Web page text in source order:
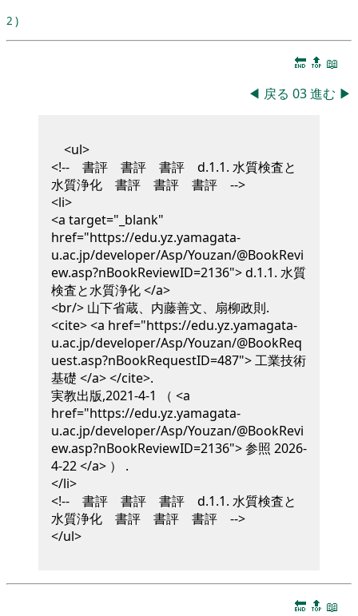
2 )
🔚 🔝 📖
◀ 戻る 03進む ▶
<ul>
<!-- 書評 書評 書評 d.1.1. 水質検査と
水質浄化 書評 書評 書評 -->
<li>
<a target="_blank"
href="https://edu.yz.yamagata-
u.ac.jp/developer/Asp/Youzan/@BookRevi
ew.asp?nBookReviewID=2136"> d.1.1. 水質
検査と水質浄化 </a>
<br/> 山下省蔵、内藤善文、扇柳政則.
<cite> <a href="https://edu.yz.yamagata-
u.ac.jp/developer/Asp/Youzan/@BookReq
uest.asp?nBookRequestID=487"> 工業技術
基礎 </a> </cite>.
実教出版,2021-4-1
（ <a
href="https://edu.yz.yamagata-
u.ac.jp/developer/Asp/Youzan/@BookRevi
ew.asp?nBookReviewID=2136"> 参照 2026-
4-22 </a> ） .
</li>
<!-- 書評 書評 書評 d.1.1. 水質検査と
水質浄化 書評 書評 書評 -->
</ul>
🔚 🔝 📖